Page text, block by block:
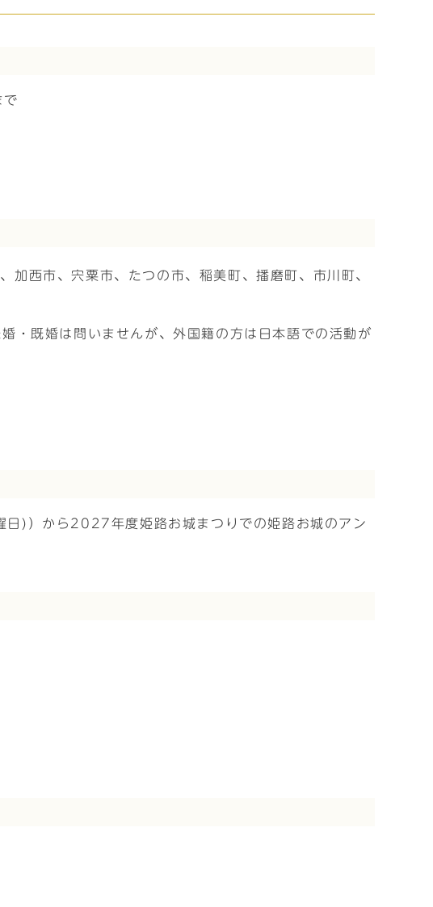
西市、宍粟市、たつの市、稲美町、播磨町、市川町、
・既婚は問いませんが、外国籍の方は日本語での活動が
)）から2027年度姫路お城まつりでの姫路お城のアン